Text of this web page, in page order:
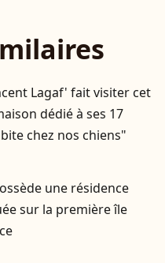
Lagaf' fait visiter cet
dédié à ses 17
chez nos chiens"
une résidence
sur la première île